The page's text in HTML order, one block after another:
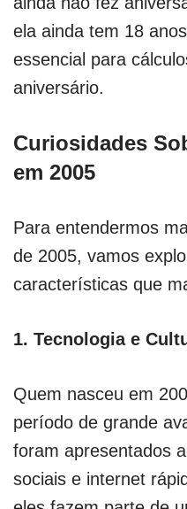
ela ainda tem 18
essencial para
aniversário.
Curiosidades
em 2005
Para entendermos
de 2005, vamos
características que
1. Tecnologia e
Quem nasceu em
período de grande
foram apresentados
sociais e internet